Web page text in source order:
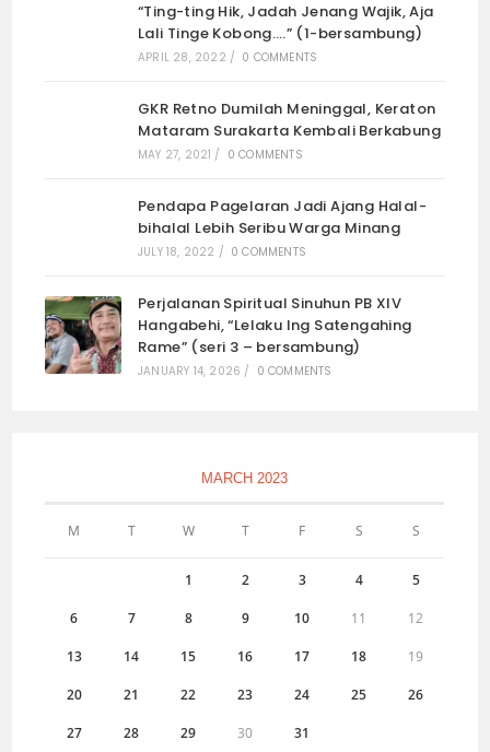
“Ting-ting Hik, Jadah Jenang Wajik, Aja
Lali Tinge Kobong….” (1-bersambung)
APRIL 28, 2022 / 0 COMMENTS
GKR Retno Dumilah Meninggal, Keraton
Mataram Surakarta Kembali Berkabung
MAY 27, 2021 / 0 COMMENTS
Pendapa Pagelaran Jadi Ajang Halal-
bihalal Lebih Seribu Warga Minang
JULY 18, 2022 / 0 COMMENTS
Perjalanan Spiritual Sinuhun PB XIV
Hangabehi, “Lelaku Ing Satengahing
Rame” (seri 3 – bersambung)
JANUARY 14, 2026 / 0 COMMENTS
MARCH 2023
M T W T F S S
1 2 3 4 5
6 7 8 9 10 11 12
13 14 15 16 17 18 19
20 21 22 23 24 25 26
27 28 29 30 31